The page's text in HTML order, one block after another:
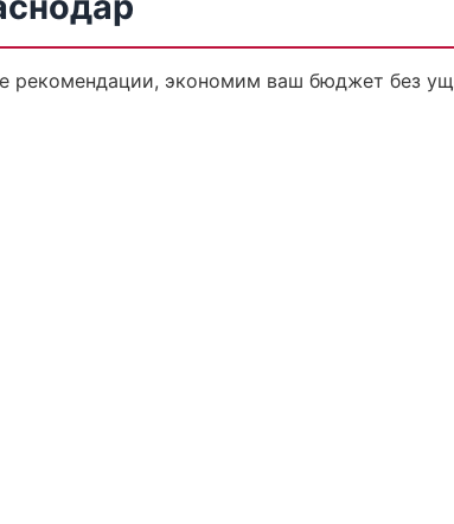
рекомендации, экономим ваш бюджет без